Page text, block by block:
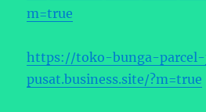
m=true
https://toko-bunga-
pusat.business.site/?m=true